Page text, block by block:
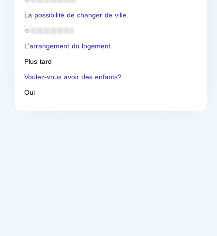
La possibilité de changer de ville.
L'arrangement du logement.
Plus tard
Voulez-vous avoir des enfants?
Oui